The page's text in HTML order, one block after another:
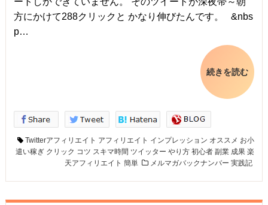
方にかけて288クリックと かなり伸びたんです。 &nbs
p…
続きを読む
Twitterアフィリエイト アフィリエイト インプレッション オススメ お小
遣い稼ぎ クリック コツ スキマ時間 ツイッター やり方 初心者 副業 成果 楽
天アフィリエイト 簡単 メルマガバックナンバー 実践記